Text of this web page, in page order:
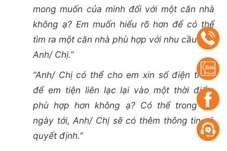
mong muốn của mình đối với một căn nhà
không ạ? Em muốn hiểu rõ hơn để có thể
tìm ra một căn nhà phù hợp với nhu cầu của
Anh/ Chị.”
“Anh/ Chị có thể cho em xin số điện thoại
để em tiện liên lạc lại vào một thời điểm
phù hợp hơn không ạ? Có thể trong vài
ngày tới, Anh/ Chị sẽ có thêm thông tin và
quyết định.”